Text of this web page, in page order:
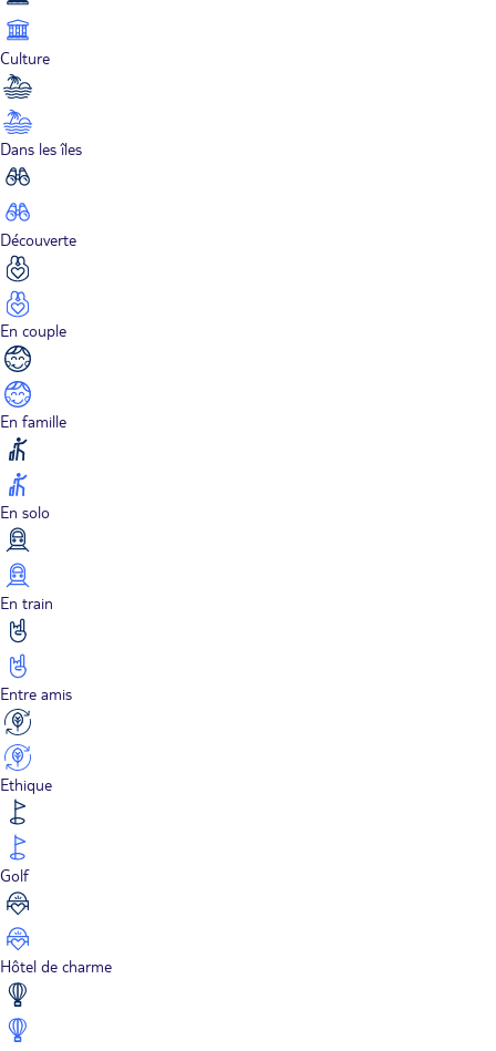
Culture
Dans les îles
Découverte
En couple
En famille
En solo
En train
Entre amis
Ethique
Golf
Hôtel de charme